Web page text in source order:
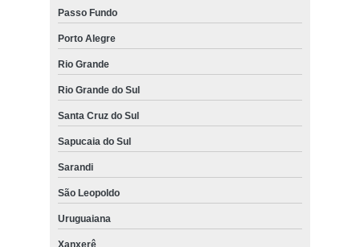
Passo Fundo
Porto Alegre
Rio Grande
Rio Grande do Sul
Santa Cruz do Sul
Sapucaia do Sul
Sarandi
São Leopoldo
Uruguaiana
Xanxerê